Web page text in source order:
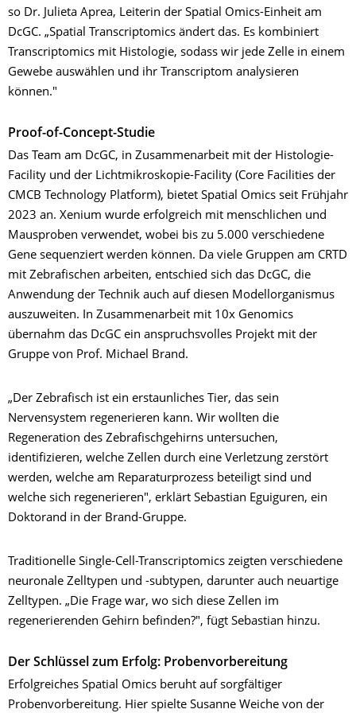
so Dr. Julieta Aprea, Leiterin der Spatial Omics-Einheit am
DcGC. „Spatial Transcriptomics ändert das. Es kombiniert
Transcriptomics mit Histologie, sodass wir jede Zelle in einem
Gewebe auswählen und ihr Transcriptom analysieren
können."
Proof-of-Concept-Studie
Das Team am DcGC, in Zusammenarbeit mit der Histologie-
Facility und der Lichtmikroskopie-Facility (Core Facilities der
CMCB Technology Platform), bietet Spatial Omics seit Frühjahr
2023 an. Xenium wurde erfolgreich mit menschlichen und
Mausproben verwendet, wobei bis zu 5.000 verschiedene
Gene sequenziert werden können. Da viele Gruppen am CRTD
mit Zebrafischen arbeiten, entschied sich das DcGC, die
Anwendung der Technik auch auf diesen Modellorganismus
auszuweiten. In Zusammenarbeit mit 10x Genomics
übernahm das DcGC ein anspruchsvolles Projekt mit der
Gruppe von Prof. Michael Brand.
„Der Zebrafisch ist ein erstaunliches Tier, das sein
Nervensystem regenerieren kann. Wir wollten die
Regeneration des Zebrafischgehirns untersuchen,
identifizieren, welche Zellen durch eine Verletzung zerstört
werden, welche am Reparaturprozess beteiligt sind und
welche sich regenerieren", erklärt Sebastian Eguiguren, ein
Doktorand in der Brand-Gruppe.
Traditionelle Single-Cell-Transcriptomics zeigten verschiedene
neuronale Zelltypen und -subtypen, darunter auch neuartige
Zelltypen. „Die Frage war, wo sich diese Zellen im
regenerierenden Gehirn befinden?", fügt Sebastian hinzu.
Der Schlüssel zum Erfolg: Probenvorbereitung
Erfolgreiches Spatial Omics beruht auf sorgfältiger
Probenvorbereitung. Hier spielte Susanne Weiche von der